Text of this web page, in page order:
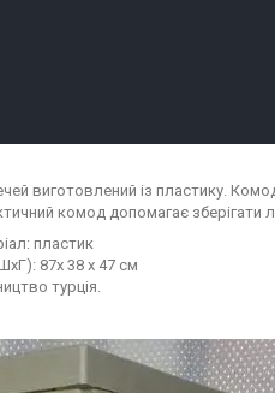
виготовлений із пластику.
комод допомагає зберігати
пластик
87х 38 х 47 см
турція.